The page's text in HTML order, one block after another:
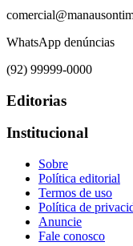
WhatsApp denúncias
(92) 99999-0000
Editorias
Institucional
Sobre
Política editorial
Termos de uso
Política de
Anuncie
Fale conosco